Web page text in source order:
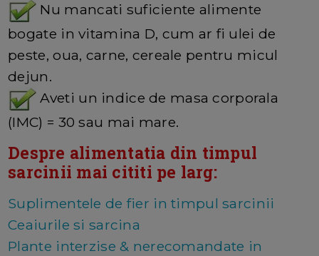
Nu mancati suficiente alimente
bogate in vitamina D, cum ar fi ulei de
peste, oua, carne, cereale pentru micul
dejun.
Aveti un indice de masa corporala
(IMC) = 30 sau mai mare.
Despre alimentatia din timpul
sarcinii mai cititi pe larg:
Suplimentele de fier in timpul sarcinii
Ceaiurile si sarcina
Plante interzise & nerecomandate in